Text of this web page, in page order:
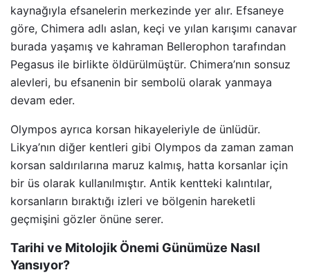
kaynağıyla efsanelerin merkezinde yer alır. Efsaneye
göre, Chimera adlı aslan, keçi ve yılan karışımı canavar
burada yaşamış ve kahraman Bellerophon tarafından
Pegasus ile birlikte öldürülmüştür. Chimera’nın sonsuz
alevleri, bu efsanenin bir sembolü olarak yanmaya
devam eder.
Olympos ayrıca korsan hikayeleriyle de ünlüdür.
Likya’nın diğer kentleri gibi Olympos da zaman zaman
korsan saldırılarına maruz kalmış, hatta korsanlar için
bir üs olarak kullanılmıştır. Antik kentteki kalıntılar,
korsanların bıraktığı izleri ve bölgenin hareketli
geçmişini gözler önüne serer.
Tarihi ve Mitolojik Önemi Günümüze Nasıl
Yansıyor?